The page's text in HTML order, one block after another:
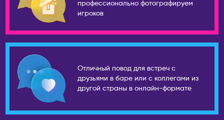
Ухта
Хабаровск
Чайковский
Чебоксары
Челябинск
Чехов
Шахты
Панган
Пхукет
Самуи
ТУРЦИЯ
Стамбул
Самарканд
профессионально фотографируем
игроков
Отличный повод для встреч с
друзьями в баре или с коллегами из
другой страны в онлайн-формате